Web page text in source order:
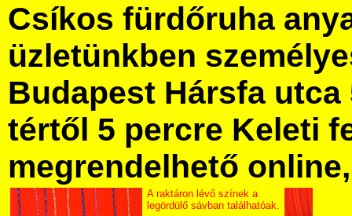
Csíkos fürdőruha
üzletünkben
Budapest Hársfa utca
tértől 5 percre Keleti
megrendelhető
A raktáron lévő színek a
legördülő sávban találhatóak.